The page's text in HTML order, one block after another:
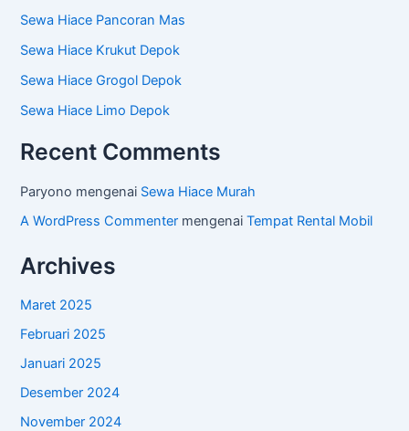
Sewa Hiace Pancoran Mas
Sewa Hiace Krukut Depok
Sewa Hiace Grogol Depok
Sewa Hiace Limo Depok
Recent Comments
Paryono mengenai Sewa Hiace Murah
A WordPress Commenter mengenaiTempat Rental Mobil
Archives
Maret 2025
Februari 2025
Januari 2025
Desember 2024
November 2024